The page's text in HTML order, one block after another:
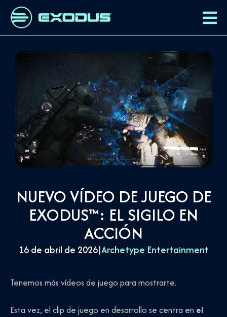
NUEVO VÍDEO DE JUEGO DE
EXODUS™: EL SIGILO EN
ACCIÓN
16 de abril de 2026|Archetype Entertainment
Tenemos más vídeos de juego para mostrarte.
Esta vez, el clip de juego en desarrollo se centra en el